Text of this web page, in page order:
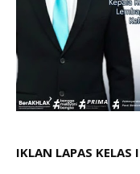
IKLAN LAPAS KELAS